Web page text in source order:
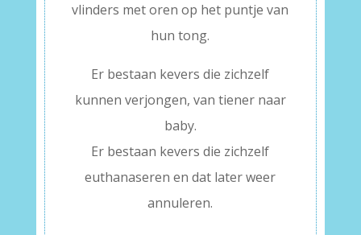
vlinders met oren op het puntje van
hun tong.
Er bestaan kevers die zichzelf
kunnen verjongen, van tiener naar
baby.
Er bestaan kevers die zichzelf
euthanaseren en dat later weer
annuleren.